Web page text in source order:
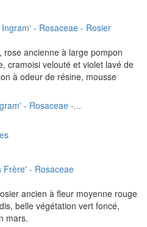
ancienne à large pompon
cramoisi velouté et violet lavé de
à odeur de résine, mousse
- Rosaceae -...
ancien à fleur moyenne rouge
belle végétation vert foncé,
mars.